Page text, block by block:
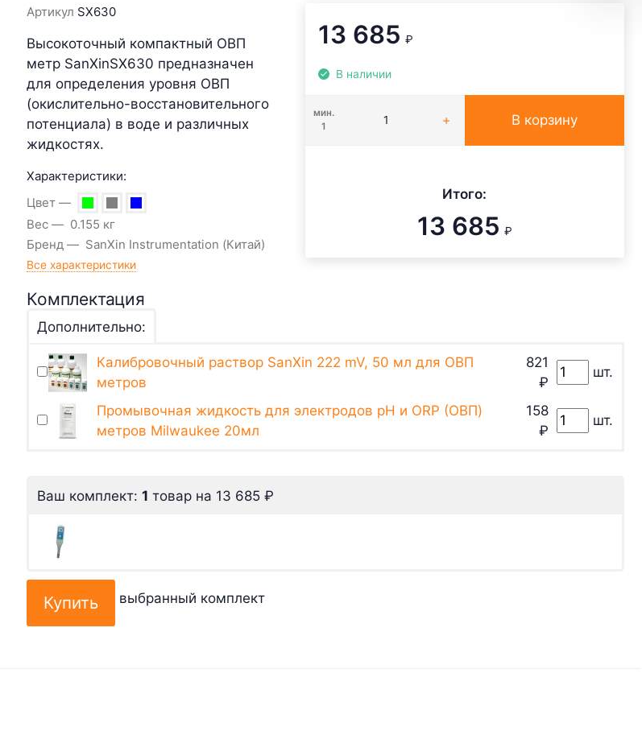
Артикул SX630
Высокоточный компактный ОВП
метр SanXinSX630 предназначен
для определения уровня ОВП
(окислительно-восстановительного
потенциала) в воде и различных
жидкостях.
Характеристики:
Цвет
Вес
0.155 кг
Бренд
SanXin Instrumentation (Китай)
Все характеристики
13 685 ₽
В наличии
мин.
1
В корзину
Итого:
13 685 ₽
Комплектация
Дополнительно:
Калибровочный раствор SanXin 222 mV, 50 мл для ОВП
метров
821
₽
шт.
Промывочная жидкость для электродов pH и ORP (ОВП)
метров Milwaukee 20мл
158
₽
шт.
Ваш комплект:1 товар на 13 685₽
выбранный комплект